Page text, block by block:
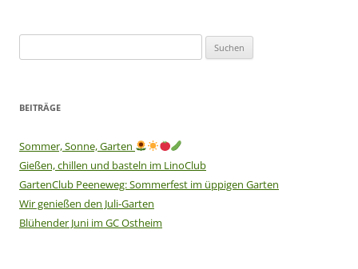
nach:
BEITRÄGE
Sommer, Sonne, Garten
Gießen, chillen und basteln im LinoClub
GartenClub Peeneweg: Sommerfest im üppigen Garten
Wir genießen den Juli-Garten
Blühender Juni im GC Ostheim